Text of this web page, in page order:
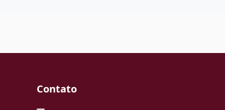
Contato